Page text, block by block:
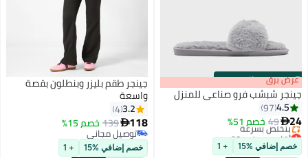
00m:00s
·باقي 100% عرض برق
جينجر شبشب فرو صناعي للمنزل
4.5
97
24
49 خصم 51%
أقل سعر في 30 يوم
توصيل مجاني
بتخلّص بسرعة
خصم إضافي %15 + 1
جينجر طقم بليزر وبنطلون بقصة
واسعة
3.2
4
118
139 خصم 15%
توصيل مجاني
توصيل مجاني
خصم إضافي %15 + 1